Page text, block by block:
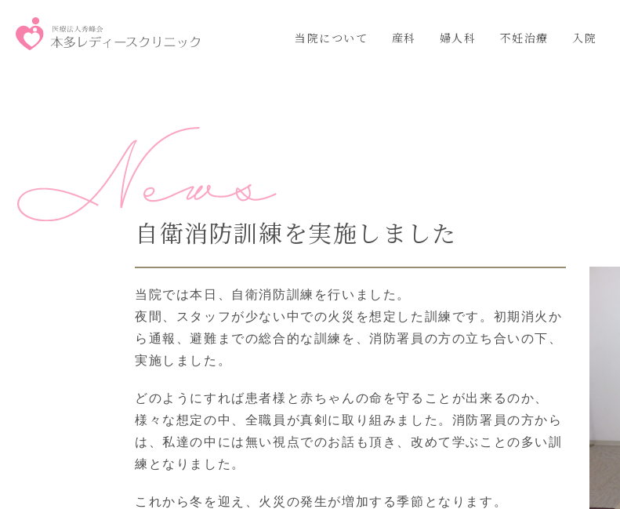
当院について 産科 婦人科 不妊治療 入院
自衛消防訓練を実施しました
当院では本日、自衛消防訓練を行いました。
夜間、スタッフが少ない中での火災を想定した訓練です。初期消火か
ら通報、避難までの総合的な訓練を、消防署員の方の立ち合いの下、
実施しました。
どのようにすれば患者様と赤ちゃんの命を守ることが出来るのか、
様々な想定の中、全職員が真剣に取り組みました。消防署員の方から
は、私達の中には無い視点でのお話も頂き、改めて学ぶことの多い訓
練となりました。
これから冬を迎え、火災の発生が増加する季節となります。